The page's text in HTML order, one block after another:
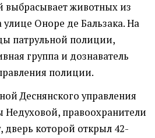
выбрасывает животных из
Оноре де Бальзака. На
патрульной полиции,
группа и дознаватель
полиции.
Деснянского управления
правоохранители
дверь которой открыл 42-